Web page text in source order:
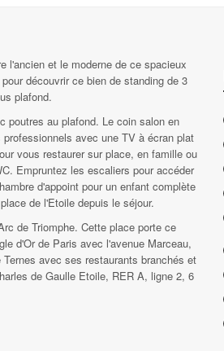
l'ancien et le moderne de ce spacieux
découvrir ce bien de standing de 3
plafond.
poutres au plafond. Le coin salon en
avec une TV à écran plat
vous restaurer sur place, en famille ou
Empruntez les escaliers pour accéder
d'appoint pour un enfant complète
de l'Etoile depuis le séjour.
de Triomphe. Cette place porte ce
d'Or de Paris avec l'avenue Marceau,
avec ses restaurants branchés et
de Gaulle Etoile, RER A, ligne 2, 6